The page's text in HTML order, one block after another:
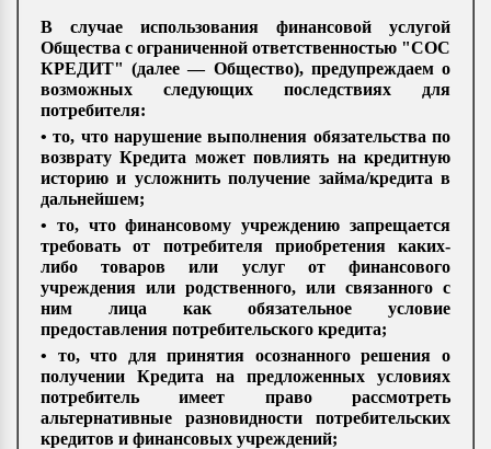
В случае использования финансовой услугой
Общества с ограниченной ответственностью "СОС
КРЕДИТ" (далее — Общество), предупреждаем о
возможных следующих последствиях для
потребителя:
• то, что нарушение выполнения обязательства по
возврату Кредита может повлиять на кредитную
историю и усложнить получение займа/кредита в
дальнейшем;
• то, что финансовому учреждению запрещается
требовать от потребителя приобретения каких-
либо товаров или услуг от финансового
учреждения или родственного, или связанного с
ним лица как обязательное условие
предоставления потребительского кредита;
• то, что для принятия осознанного решения о
получении Кредита на предложенных условиях
потребитель имеет право рассмотреть
альтернативные разновидности потребительских
кредитов и финансовых учреждений;